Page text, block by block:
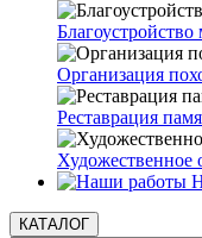
Благоустройство
Организация
Реставрация
Художественное
КАТАЛОГ